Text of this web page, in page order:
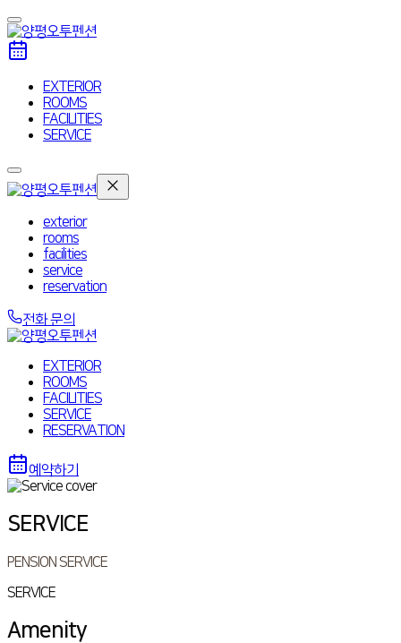
EXTERIOR
ROOMS
FACILITIES
SERVICE
exterior
rooms
facilities
service
reservation
전화 문의
EXTERIOR
ROOMS
FACILITIES
SERVICE
RESERVATION
예약하기
SERVICE
PENSION SERVICE
SERVICE
Amenity